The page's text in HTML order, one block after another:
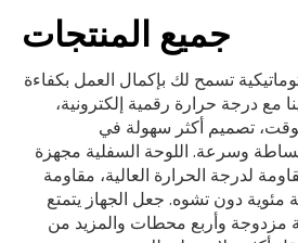
جميع المنتجات
تسمح لك بإكمال العمل بكفاءة
مع درجة حرارة رقمية إلكترونية،
تصميم أكثر سهولة في
وسرعة. اللوحة السفلية مجهزة
لدرجة الحرارة العالية، مقاومة
350 درجة مئوية دون تشوه. جعل الجهاز يتمتع
وأربع محطات والمزيد من